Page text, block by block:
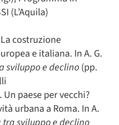
(L’Aquila)
costruzione
e italiana. In A. G.
sviluppo e declino(pp.
Un paese per vecchi?
urbana a Roma. In A.